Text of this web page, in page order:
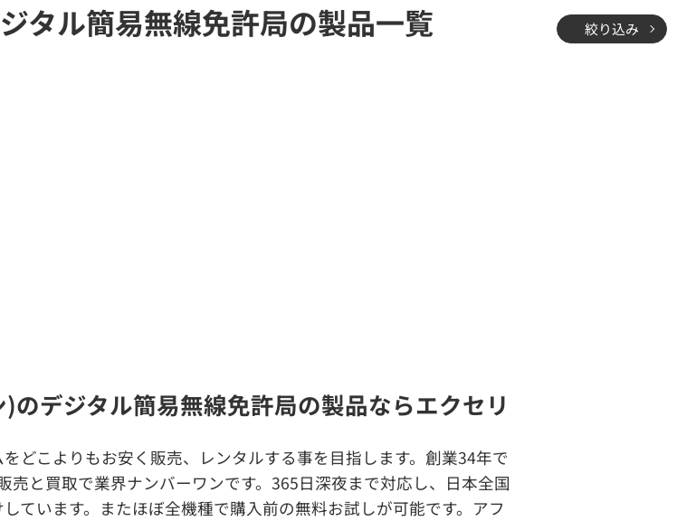
タル簡易無線免許局の製品一覧 絞り込み
のデジタル簡易無線免許局の製品ならエクセリ
どこよりもお安く販売、レンタルする事を目指します。創業34年で
と買取で業界ナンバーワンです。365日深夜まで対応し、日本全国
ています。またほぼ全機種で購入前の無料お試しが可能です。アフ